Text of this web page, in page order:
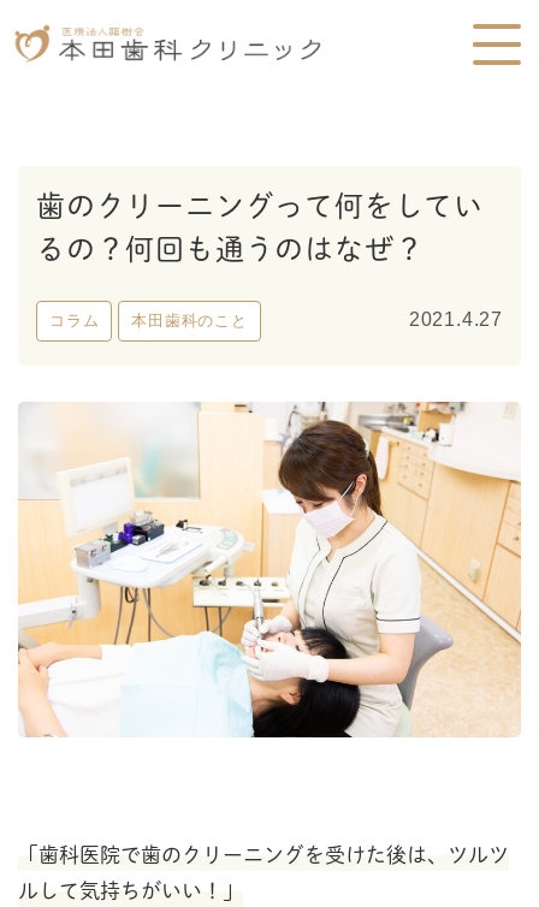
歯のクリーニングって何をしてい
るの？何回も通うのはなぜ？
コラム 本田歯科のこと 2021.4.27
「歯科医院で歯のクリーニングを受けた後は、ツルツ
ルして気持ちがいい！」